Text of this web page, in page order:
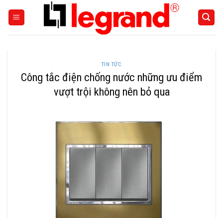
TIN TỨC
Công tắc điện chống nước những ưu điểm
vượt trội không nên bỏ qua